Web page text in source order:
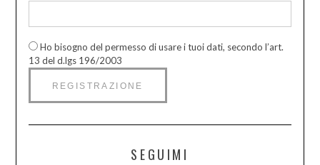
Ho bisogno del permesso di usare i tuoi dati, secondo l’art.
13 del d.lgs 196/2003
SEGUIMI